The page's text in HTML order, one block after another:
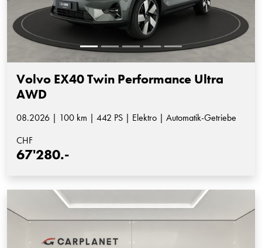
Volvo EX40 Twin Performance Ultra
AWD
08.2026 | 100 km | 442 PS | Elektro | Automatik-Getriebe
CHF
67'280.-